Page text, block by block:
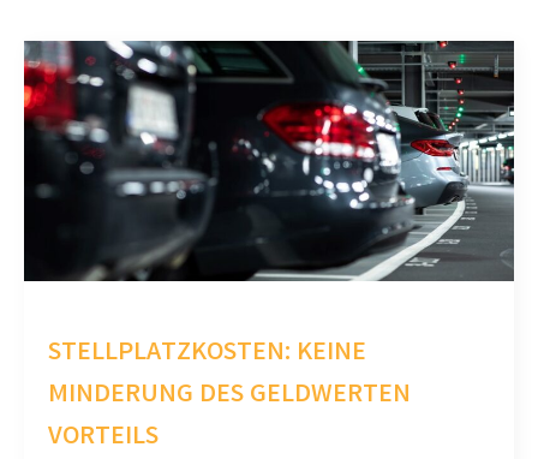
STELLPLATZKOSTEN: KEINE
MINDERUNG DES GELDWERTEN
VORTEILS